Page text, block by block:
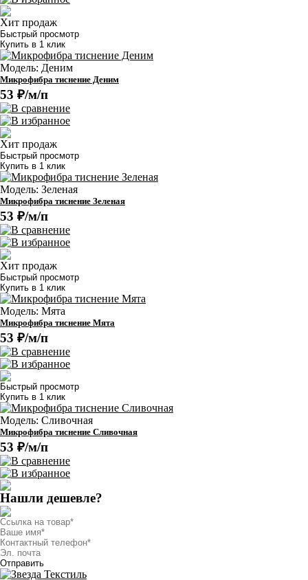
Хит продаж
Быстрый просмотр
Купить в 1 клик
Модель: Деним
Микрофибра тиснение Деним
53 ₽/м/п
Хит продаж
Быстрый просмотр
Купить в 1 клик
Модель: Зеленая
Микрофибра тиснение Зеленая
53 ₽/м/п
Хит продаж
Быстрый просмотр
Купить в 1 клик
Модель: Мята
Микрофибра тиснение Мята
53 ₽/м/п
Быстрый просмотр
Купить в 1 клик
Модель: Сливочная
Микрофибра тиснение Сливочная
53 ₽/м/п
Нашли дешевле?